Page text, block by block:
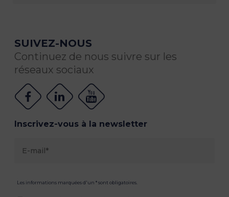
SUIVEZ-NOUS
Continuez de nous suivre sur les
réseaux sociaux
Inscrivez-vous à la newsletter
Les informations marquées d'un * sont obligatoires.